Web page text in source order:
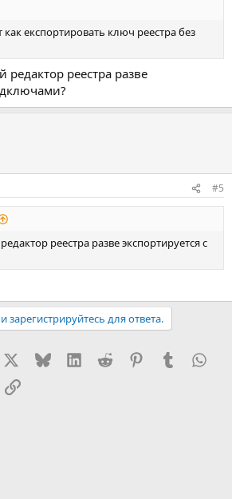
експортировать ключ реестра без
редактор реестра разве
#5
реестра разве экспортируется с
зарегистрируйтесь для ответа.
X (Twitter)
BlueskyLinkedInReddit PinterestTumblr
почта
Ссылка